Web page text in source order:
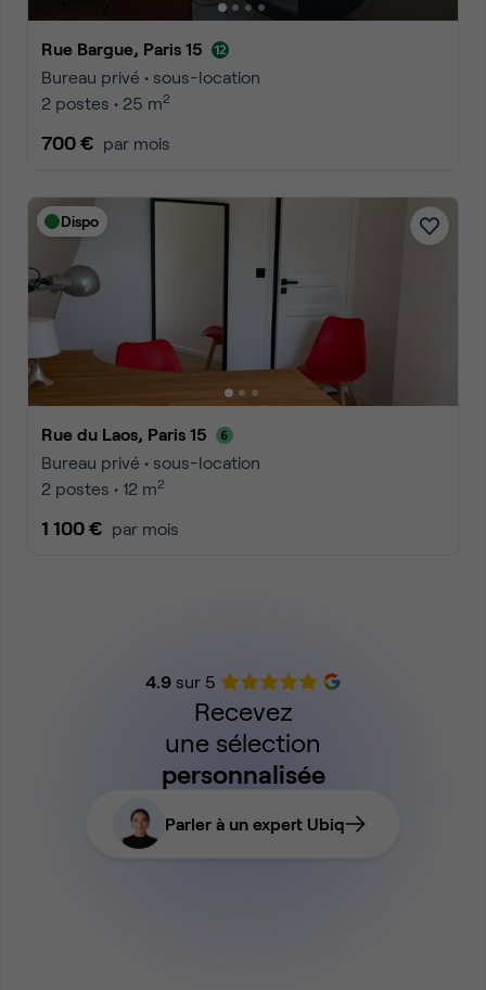
Rue Bargue, Paris 15
Bureau privé • sous-location
2 postes • 25 m2
700 € par mois
Dispo
Rue du Laos, Paris 15
Bureau privé • sous-location
2 postes • 12 m2
1 100 € par mois
4.9sur 5
Recevez
une sélection
personnalisée
Parler à un expert Ubiq